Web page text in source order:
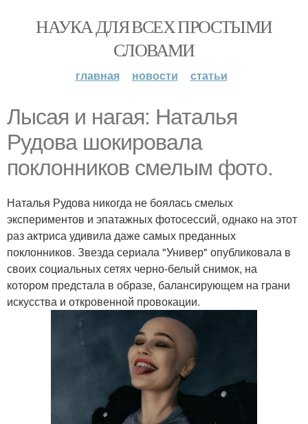
НАУКА ДЛЯ ВСЕХ ПРОСТЫМИ
СЛОВАМИ
главная новости статьи
Лысая и нагая: Наталья
Рудова шокировала
поклонников смелым фото.
Наталья Рудова никогда не боялась смелых
экспериментов и эпатажных фотосессий, однако на этот
раз актриса удивила даже самых преданных
поклонников. Звезда сериала "Универ" опубликовала в
своих социальных сетях черно-белый снимок, на
котором предстала в образе, балансирующем на грани
искусства и откровенной провокации.